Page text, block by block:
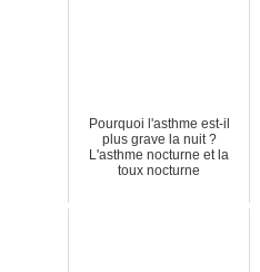
Pourquoi l'asthme est-il
plus grave la nuit ?
L'asthme nocturne et la
toux nocturne